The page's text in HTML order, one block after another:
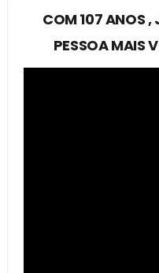
COM 107 ANOS ,
PESSOA MAIS